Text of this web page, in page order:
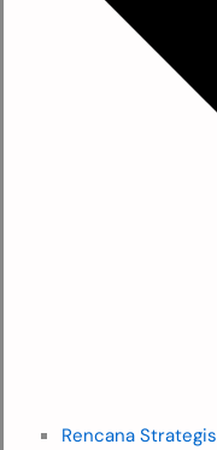
Rencana Strategis